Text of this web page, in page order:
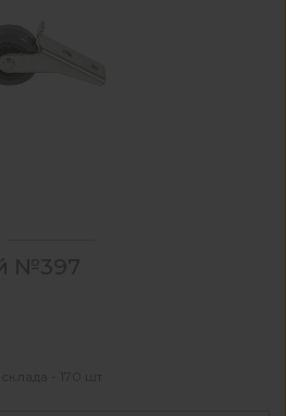
№397
- 170 шт